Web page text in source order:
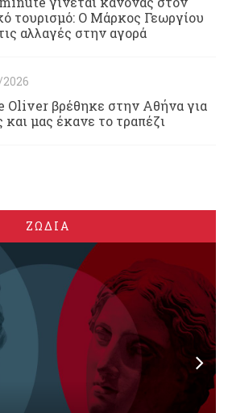
τουρισμό: Ο Μάρκος Γεωργίου
αλλαγές στην αγορά
Oliver βρέθηκε στην Αθήνα για
και μας έκανε το τραπέζι
ΖΩΔΙΑ